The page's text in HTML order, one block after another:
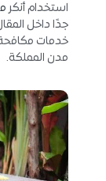
استخدام أنكر
جدًا داخل
خدمات
مدن المملكة.